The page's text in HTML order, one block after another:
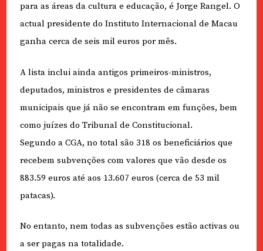
para as áreas da cultura e educação, é Jorge Rangel. O
actual presidente do Instituto Internacional de Macau
ganha cerca de seis mil euros por mês.
A lista inclui ainda antigos primeiros-ministros,
deputados, ministros e presidentes de câmaras
municipais que já não se encontram em funções, bem
como juízes do Tribunal de Constitucional.
Segundo a CGA, no total são 318 os beneficiários que
recebem subvenções com valores que vão desde os
883.59 euros até aos 13.607 euros (cerca de 53 mil
patacas).
No entanto, nem todas as subvenções estão activas ou
a ser pagas na totalidade.